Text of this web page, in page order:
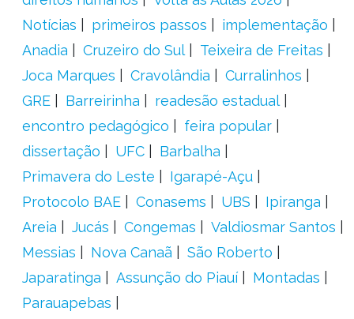
Notícias
primeiros passos
implementação
Anadia
Cruzeiro do Sul
Teixeira de Freitas
Joca Marques
Cravolândia
Curralinhos
GRE
Barreirinha
readesão estadual
encontro pedagógico
feira popular
dissertação
UFC
Barbalha
Primavera do Leste
Igarapé-Açu
Protocolo BAE
Conasems UBS
Ipiranga
Areia
Jucás Congemas
Valdiosmar Santos
Messias
Nova Canaã
São Roberto
Japaratinga
Assunção do Piauí
Montadas
Parauapebas